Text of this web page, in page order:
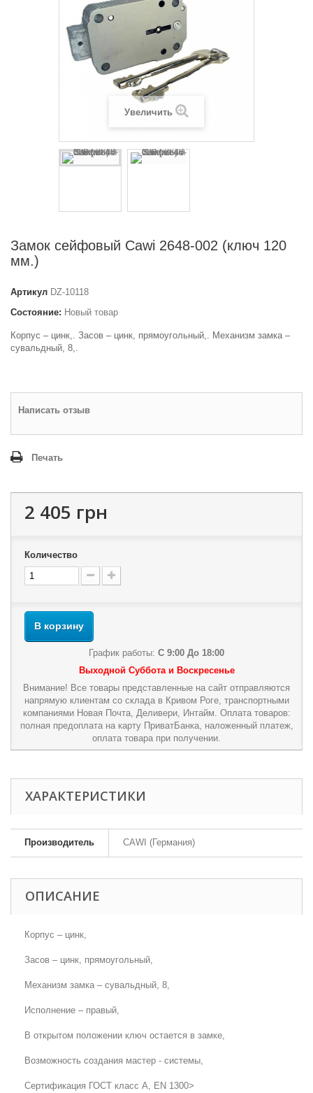
Увеличить
Замок сейфовый Cawi 2648-002 (ключ 120
мм.)
Артикул DZ-10118
Состояние: Новый товар
Корпус – цинк,. Засов – цинк, прямоугольный,. Механизм замка –
сувальдный, 8,.
Написать отзыв
Печать
2 405 грн
Количество
В корзину
График работы: С 9:00 До 18:00
Выходной Суббота и Воскресенье
Внимание! Все товары представленные на сайт отправляются
напрямую клиентам со склада в Кривом Роге, транспортными
компаниями Новая Почта, Деливери, Интайм. Оплата товаров:
полная предоплата на карту ПриватБанка, наложенный платеж,
оплата товара при получении.
ХАРАКТЕРИСТИКИ
Производитель CAWI (Германия)
ОПИСАНИЕ
Корпус – цинк,
Засов – цинк, прямоугольный,
Механизм замка – сувальдный, 8,
Исполнение – правый,
В открытом положении ключ остается в замке,
Возможность создания мастер - системы,
Сертификация ГОСТ класс А, EN 1300>